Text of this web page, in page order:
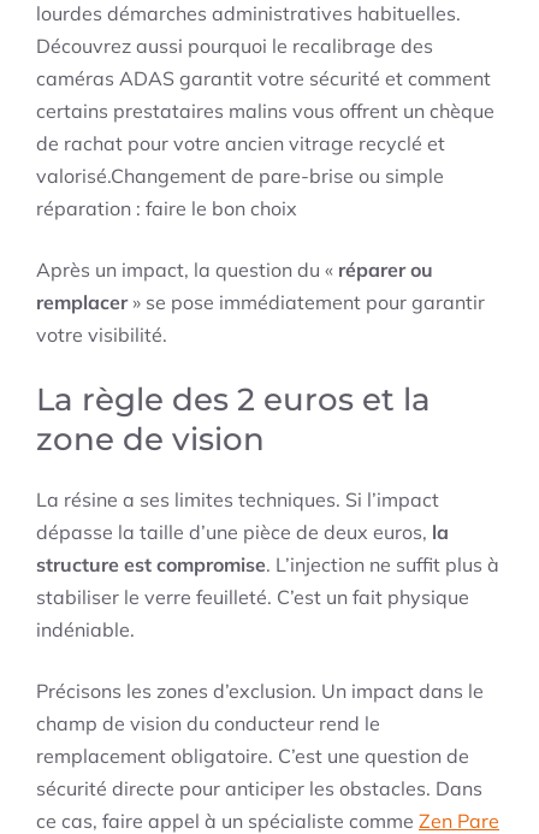
lourdes démarches administratives habituelles.
Découvrez aussi pourquoi le recalibrage des
caméras ADAS garantit votre sécurité et comment
certains prestataires malins vous offrent un chèque
de rachat pour votre ancien vitrage recyclé et
valorisé.Changement de pare-brise ou simple
réparation : faire le bon choix
Après un impact, la question du « réparer ou
remplacer» se pose immédiatement pour garantir
votre visibilité.
La règle des 2 euros et la
zone de vision
La résine a ses limites techniques. Si l’impact
dépasse la taille d’une pièce de deux euros, la
structure est compromise. L’injection ne suffit plus à
stabiliser le verre feuilleté. C’est un fait physique
indéniable.
Précisons les zones d’exclusion. Un impact dans le
champ de vision du conducteur rend le
remplacement obligatoire. C’est une question de
sécurité directe pour anticiper les obstacles. Dans
ce cas, faire appel à un spécialiste comme Zen Pare